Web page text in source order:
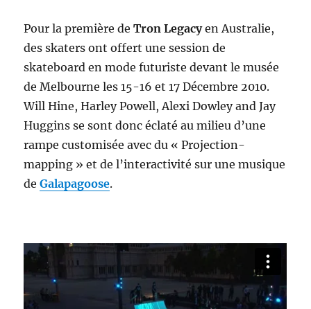
Pour la première deTron Legacyen Australie,
des skaters ont offert une session de
skateboard en mode futuriste devant le musée
de Melbourne les 15-16 et 17 Décembre 2010.
Will Hine, Harley Powell, Alexi Dowley and Jay
Huggins se sont donc éclaté au milieu d’une
rampe customisée avec du « Projection-
mapping » et de l’interactivité sur une musique
deGalapagoose.